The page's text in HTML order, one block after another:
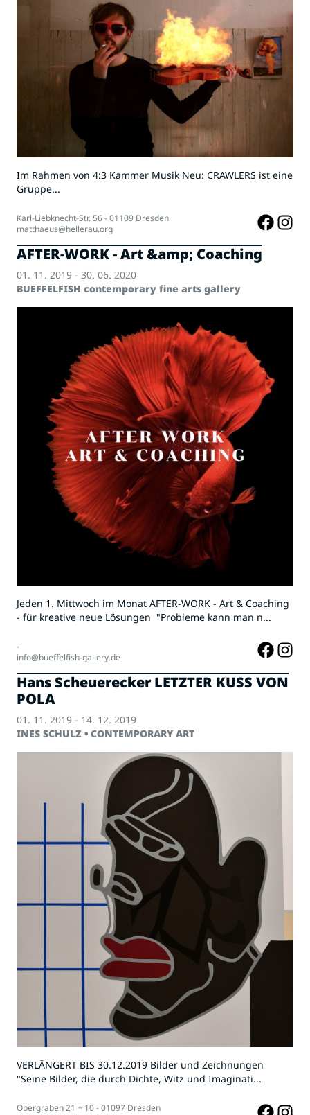
Im Rahmen von 4:3 Kammer Musik Neu: CRAWLERS ist eine
Gruppe...
Karl-Liebknecht-Str. 56 - 01109 Dresden
matthaeus@hellerau.org
AFTER-WORK - Art &amp; Coaching
01. 11. 2019 - 30. 06. 2020
BUEFFELFISH contemporary fine arts gallery
Jeden 1. Mittwoch im Monat AFTER-WORK - Art & Coaching
- für kreative neue Lösungen "Probleme kann man n...
-
info@bueffelfish-gallery.de
Hans Scheuerecker LETZTER KUSS VON
POLA
01. 11. 2019 - 14. 12. 2019
INES SCHULZ • CONTEMPORARY ART
VERLÄNGERT BIS 30.12.2019 Bilder und Zeichnungen
"Seine Bilder, die durch Dichte, Witz und Imaginati...
Obergraben 21 + 10 - 01097 Dresden